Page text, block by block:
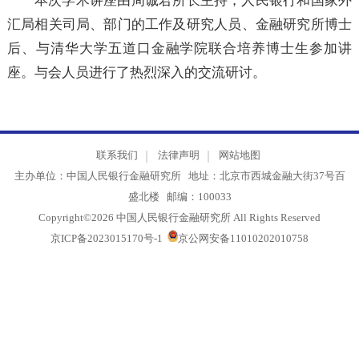
本次学术讲座由周诚君所长主持，人民银行和国家
汇局相关司局、部门的工作及研究人员、金融研究所博
后、与清华大学五道口金融学院联合培养博士生参加
联系我们 法律声明
网站地图
主办单位：中国人民银行金融研究所 地址：北京市西城金融大街37号
盛北楼 邮编：100033